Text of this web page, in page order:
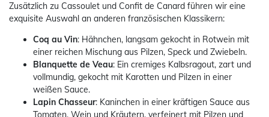
Zusätzlich zu Cassoulet und Confit de Canard führen wir eine
exquisite Auswahl an anderen französischen Klassikern:
Coq au Vin: Hähnchen, langsam gekocht in Rotwein mit
einer reichen Mischung aus Pilzen, Speck und Zwiebeln.
Blanquette de Veau: Ein cremiges Kalbsragout, zart und
vollmundig, gekocht mit Karotten und Pilzen in einer
weißen Sauce.
Lapin Chasseur: Kaninchen in einer kräftigen Sauce aus
Tomaten, Wein und Kräutern, verfeinert mit Pilzen und